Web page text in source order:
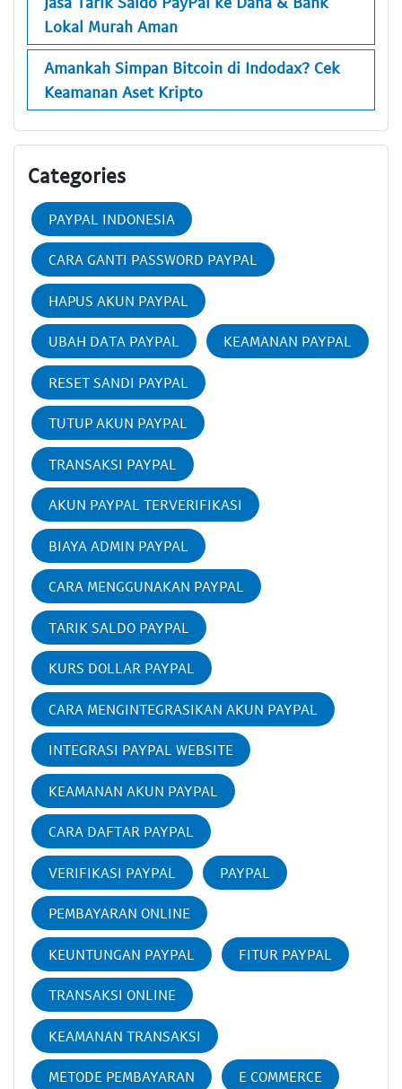
Lokal Murah Aman
Amankah Simpan Bitcoin di Indodax? Cek
Keamanan Aset Kripto
Categories
PAYPAL INDONESIA
CARA GANTI PASSWORD PAYPAL
HAPUS AKUN PAYPAL
UBAH DATA PAYPAL KEAMANAN PAYPAL
RESET SANDI PAYPAL
TUTUP AKUN PAYPAL
TRANSAKSI PAYPAL
AKUN PAYPAL TERVERIFIKASI
BIAYA ADMIN PAYPAL
CARA MENGGUNAKAN PAYPAL
TARIK SALDO PAYPAL
KURS DOLLAR PAYPAL
CARA MENGINTEGRASIKAN AKUN PAYPAL
INTEGRASI PAYPAL WEBSITE
KEAMANAN AKUN PAYPAL
CARA DAFTAR PAYPAL
VERIFIKASI PAYPAL PAYPAL
PEMBAYARAN ONLINE
KEUNTUNGAN PAYPAL FITUR PAYPAL
TRANSAKSI ONLINE
KEAMANAN TRANSAKSI
METODE PEMBAYARAN E COMMERCE